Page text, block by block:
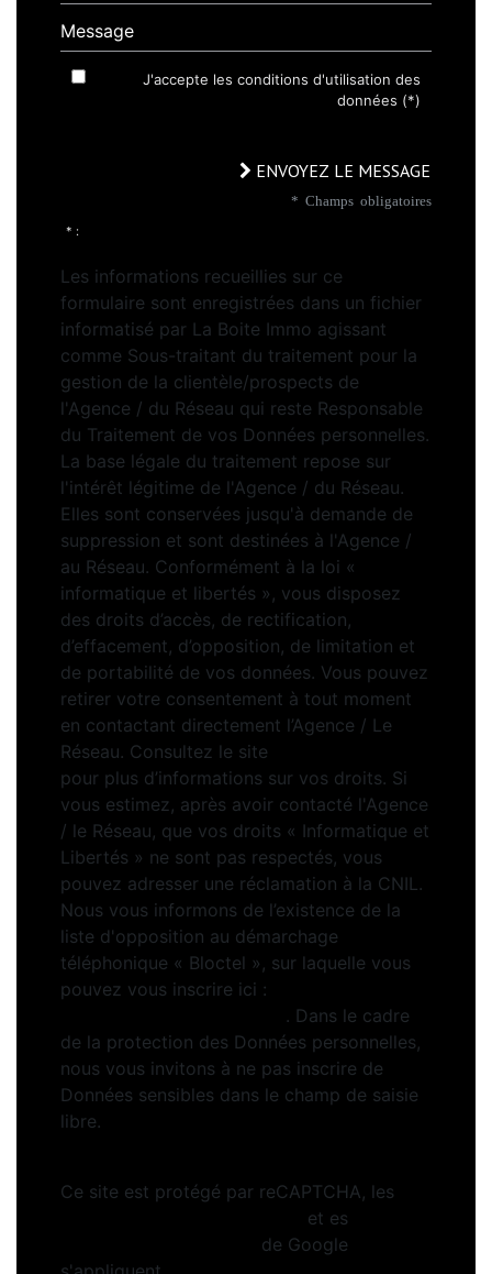
Message
J'accepte les conditions d'utilisation des
données (*)
ENVOYEZ LE MESSAGE
* Champs obligatoires
* :
Les informations recueillies sur ce
formulaire sont enregistrées dans un fichier
informatisé par La Boite Immo agissant
comme Sous-traitant du traitement pour la
gestion de la clientèle/prospects de
l'Agence / du Réseau qui reste Responsable
du Traitement de vos Données personnelles.
La base légale du traitement repose sur
l'intérêt légitime de l'Agence / du Réseau.
Elles sont conservées jusqu'à demande de
suppression et sont destinées à l'Agence /
au Réseau. Conformément à la loi «
informatique et libertés », vous disposez
des droits d’accès, de rectification,
d’effacement, d’opposition, de limitation et
de portabilité de vos données. Vous pouvez
retirer votre consentement à tout moment
en contactant directement l’Agence / Le
Réseau. Consultez le site
pour plus d’informations sur vos droits. Si
vous estimez, après avoir contacté l'Agence
/ le Réseau, que vos droits « Informatique et
Libertés » ne sont pas respectés, vous
pouvez adresser une réclamation à la CNIL.
Nous vous informons de l’existence de la
liste d'opposition au démarchage
téléphonique « Bloctel », sur laquelle vous
pouvez vous inscrire ici :
. Dans le cadre
de la protection des Données personnelles,
nous vous invitons à ne pas inscrire de
Données sensibles dans le champ de saisie
libre.
Ce site est protégé par reCAPTCHA, les
et es
de Google